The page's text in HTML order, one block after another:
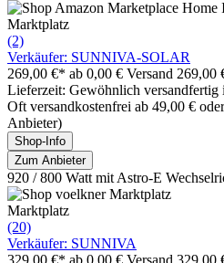
Marktplatz
(2)
Verkäufer: SUNNIVA-SOLAR
269,00 €* ab 0,00 € Versand 269,00
Lieferzeit: Gewöhnlich versandfertig
Oft versandkostenfrei ab 49,00 €
Anbieter)
Shop-Info
Zum Anbieter
920 / 800 Watt mit Astro-E
Marktplatz
(20)
Verkäufer: SUNNIVA
329,00 €* ab 0,00 € Versand 329,00